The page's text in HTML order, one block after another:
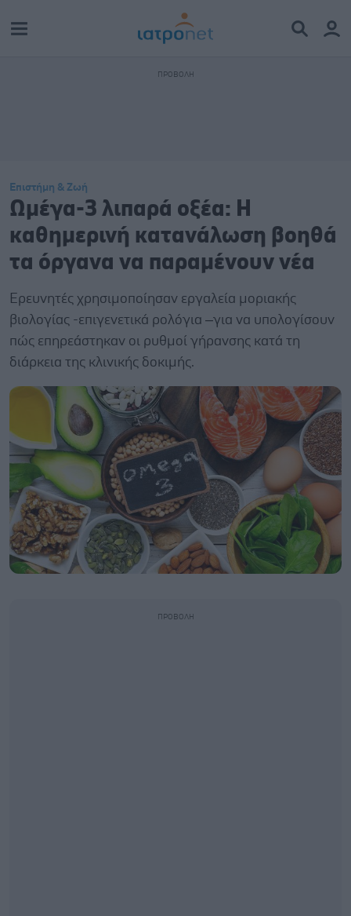
Επιστήμη & Ζωή
Ωμέγα-3 λιπαρά οξέα: Η
καθημερινή κατανάλωση βοηθά
τα όργανα να παραμένουν νέα
Ερευνητές χρησιμοποίησαν εργαλεία μοριακής
βιολογίας -επιγενετικά ρολόγια –για να υπολογίσουν
πώς επηρεάστηκαν οι ρυθμοί γήρανσης κατά τη
διάρκεια της κλινικής δοκιμής.